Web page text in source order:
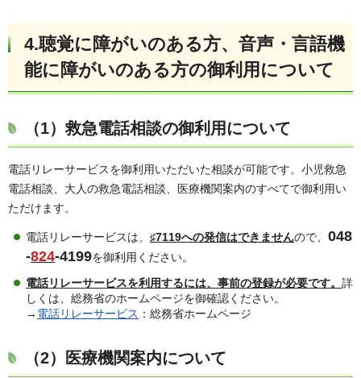
4.聴覚に障がいのある方、音声・言語機
能に障がいのある方の御利用について
（1）救急電話相談の御利用について
電話リレーサービスを御利用いただいた相談が可能です。小児救急
電話相談、大人の救急電話相談、医療機関案内のすべてで御利用い
ただけます。
電話リレーサービスは、 ♯7119への発信はできませんので、 048
-824-4199を御利用ください。
電話リレーサービスを利用するには、事前の登録が必要です。 詳
しくは、総務省のホームページを御確認ください。
→ 電話リレーサービス ：総務省ホームページ
（2）医療機関案内について